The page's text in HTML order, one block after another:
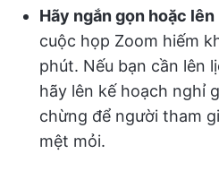
Hãy ngắn gọn hoặc
cuộc họp Zoom hiếm
phút. Nếu bạn cần lên
hãy lên kế hoạch nghỉ
chừng để người tham
mệt mỏi.